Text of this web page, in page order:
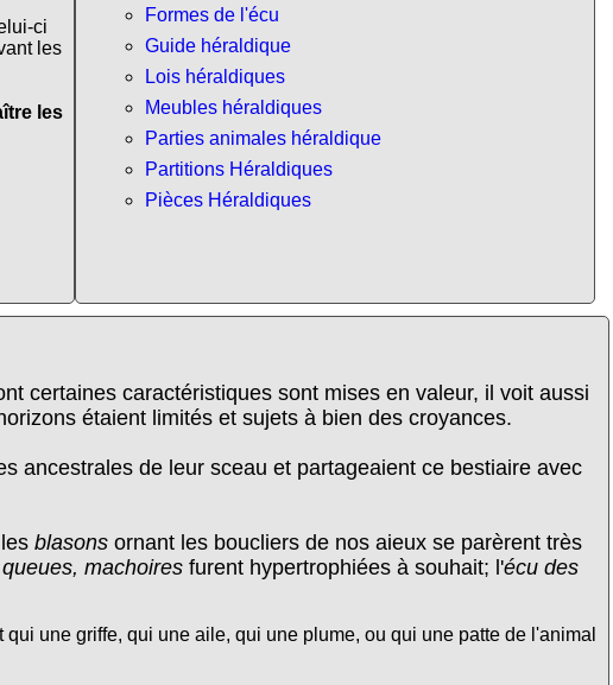
ci
les
les
Formes de l'écu
Guide héraldique
Lois héraldiques
Meubles héraldiques
Parties animales héraldique
Partitions Héraldiques
Pièces Héraldiques
certaines caractéristiques sont mises en valeur, il voit aussi
étaient limités et sujets à bien des croyances.
ancestrales de leur sceau et partageaient ce bestiaire avec
blasons ornant les boucliers de nos aieux se parèrent très
machoires furent hypertrophiées à souhait; l'écu des
une griffe, qui une aile, qui une plume, ou qui une patte de l'animal